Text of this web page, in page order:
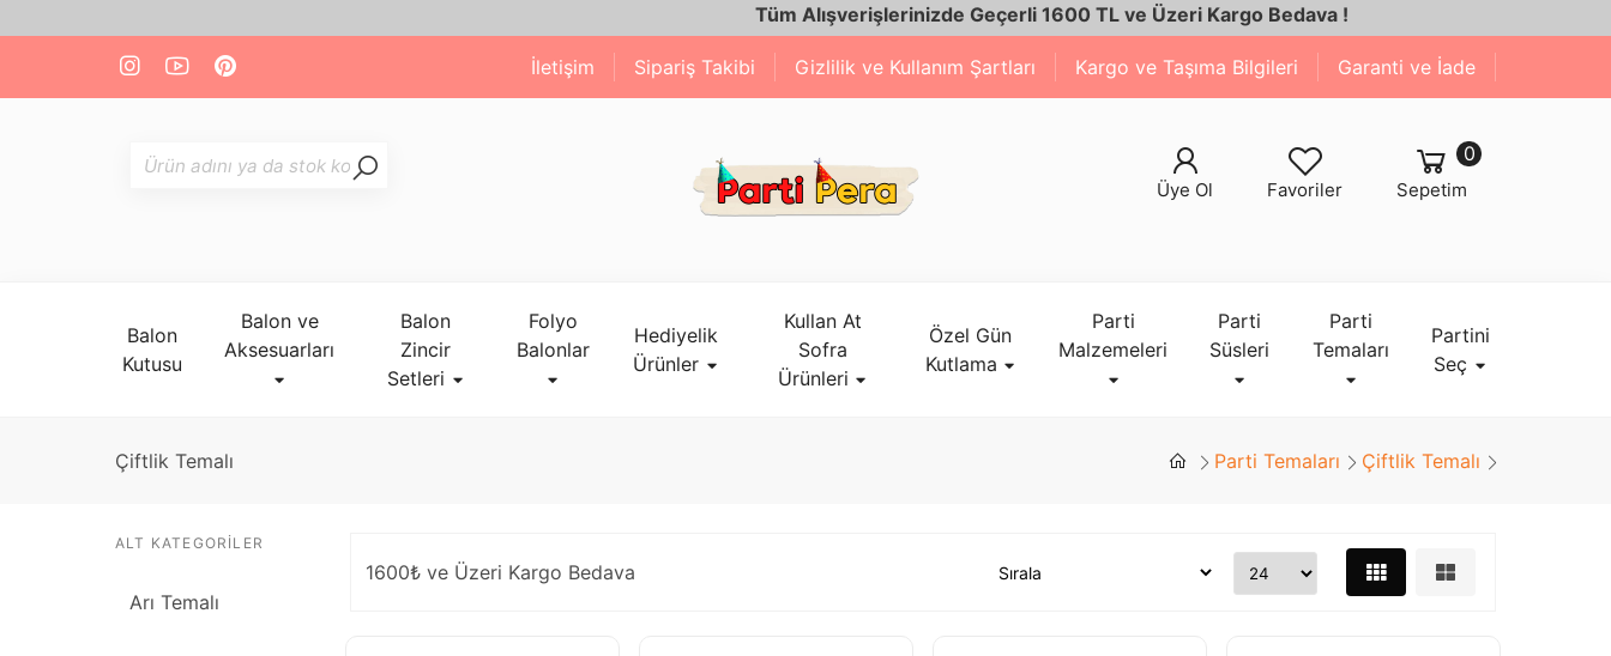
Tüm Alışverişlerinizde Geçerli 1600 TL ve Üzeri Kargo Bedava !
İletişim Sipariş Takibi Gizlilik ve Kullanım Şartları Kargo ve Taşıma Bilgileri Garanti ve İade
Sepetim
0
Favoriler
Üye Ol
Balon
Kutusu
Balon ve
Aksesuarları
Balon
Zincir
Setleri
Folyo
Balonlar
Hediyelik
Ürünler
Kullan At
Sofra
Ürünleri
Özel Gün
Kutlama
Parti
Malzemeleri
Parti
Süsleri
Parti
Temaları
Partini
Seç
Çiftlik Temalı Parti Temaları Çiftlik Temalı
ALT KATEGORILER
Arı Temalı
1600₺ ve Üzeri Kargo Bedava